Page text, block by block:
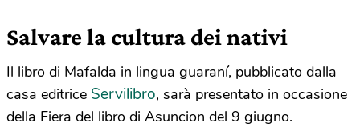
Salvare la cultura dei nativi
Il libro di Mafalda in lingua guaraní, pubblicato dalla
casa editrice Servilibro, sarà presentato in occasione
della Fiera del libro di Asuncion del 9 giugno.